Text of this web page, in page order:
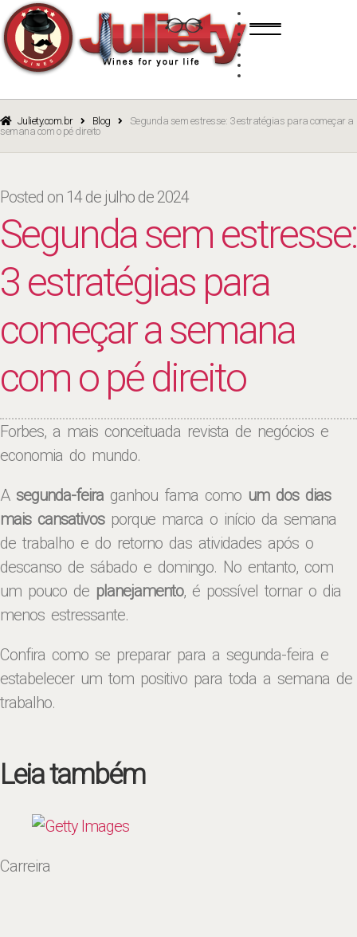
navigation
content
BRANCO
ROSÉ
Juliety.com.br Blog
Segunda sem estresse: 3 estratégias para começar a
semana com o pé direito
Posted on 14 de julho de 2024
Segunda sem estresse:
3 estratégias para
começar a semana
com o pé direito
Forbes, a mais conceituada revista de negócios e
economia do mundo.
A segunda-feira ganhou fama como um dos dias
mais cansativosporque marca o início da semana
de trabalho e do retorno das atividades após o
descanso de sábado e domingo. No entanto, com
um pouco de planejamento, é possível tornar o dia
menos estressante.
Confira como se preparar para a segunda-feira e
estabelecer um tom positivo para toda a semana de
trabalho.
Leia também
Carreira